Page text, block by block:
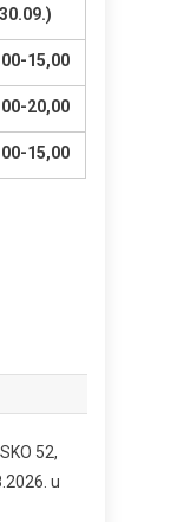
15,00
20,00
15,00
52,
u